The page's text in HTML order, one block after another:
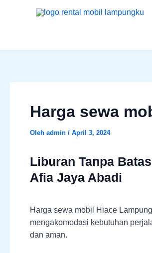
Harga sewa
Oleh admin / April 3, 2024
Liburan Tanpa
Afia Jaya Abadi
Harga sewa mobil Hiace
mengakomodasi kebutuhan
dan aman.